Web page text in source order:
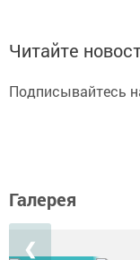
Читайте
Подписывайтесь
Галерея
❮